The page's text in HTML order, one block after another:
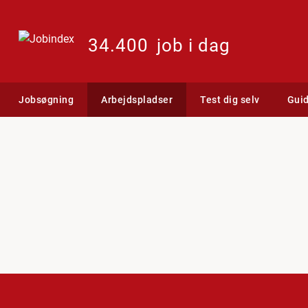
34.400 job i dag
Jobsøgning Arbejdspladser Test dig selv